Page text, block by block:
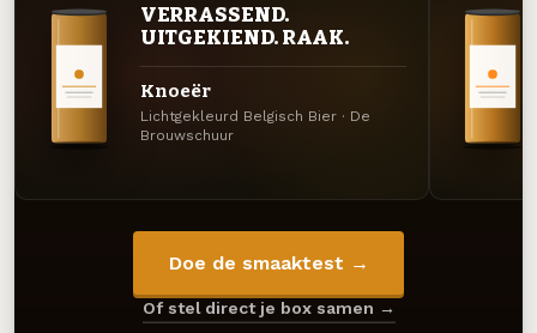
VERRASSEND.
UITGEKIEND. RAAK.
Knoeër
Lichtgekleurd Belgisch Bier · De
Brouwschuur
Doe de smaaktest →
Of stel direct je box samen →